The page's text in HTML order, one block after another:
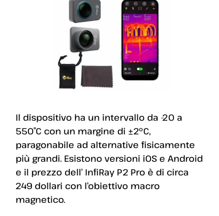
Il dispositivo ha un intervallo da -20 a
550˚C con un margine di ±2°C,
paragonabile ad alternative fisicamente
più grandi. Esistono versioni iOS e Android
e il prezzo dell’ InfiRay P2 Pro è di circa
249 dollari con l’obiettivo macro
magnetico.